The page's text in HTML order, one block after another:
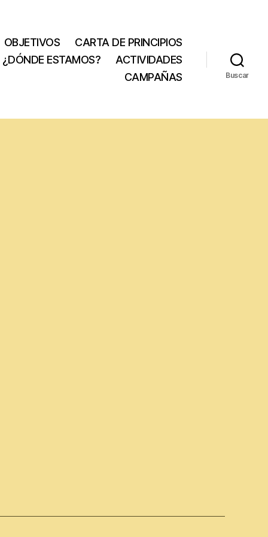
OBJETIVOS
CARTA DE PRINCIPIOS
¿DÓNDE ESTAMOS?
ACTIVIDADES
CAMPAÑAS
Buscar